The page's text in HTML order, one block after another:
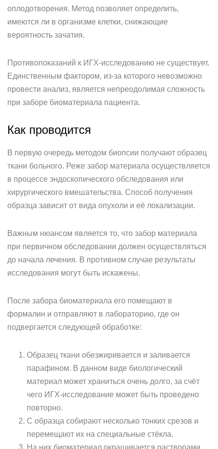
оплодотворения. Метод позволяет определить,
имеются ли в организме клетки, снижающие
вероятность зачатия.
Противопоказаний к ИГХ-исследованию не существует.
Единственным фактором, из-за которого невозможно
провести анализ, является непреодолимая сложность
при заборе биоматериала пациента.
Как проводится
В первую очередь методом биопсии получают образец
ткани больного. Реже забор материала осуществляется
в процессе эндоскопического обследования или
хирургического вмешательства. Способ получения
образца зависит от вида опухоли и её локализации.
Важным нюансом является то, что забор материала
при первичном обследовании должен осуществляться
до начала лечения. В противном случае результаты
исследования могут быть искажены.
После забора биоматериала его помещают в
формалин и отправляют в лабораторию, где он
подвергается следующей обработке:
Образец ткани обезжиривается и заливается
парафином. В данном виде биологический
материал может храниться очень долго, за счёт
чего ИГХ-исследование может быть проведено
повторно.
С образца собирают несколько тонких срезов и
перемещают их на специальные стёкла.
На них биоматериал окрашивается растворами